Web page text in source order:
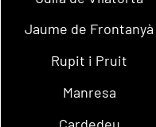
Jaume de Frontanyà
Rupit i Pruit
Manresa